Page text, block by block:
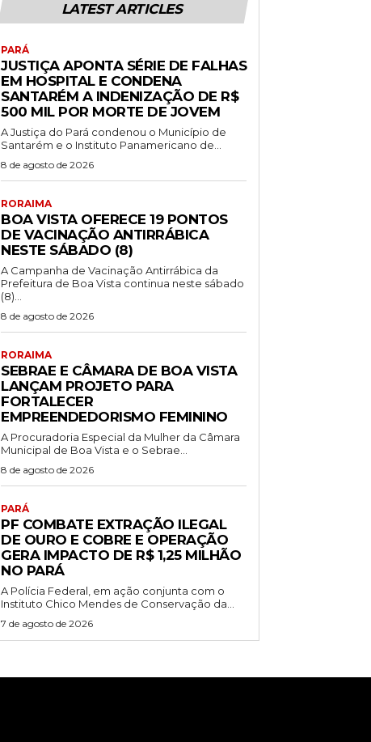
LATEST ARTICLES
PARÁ
JUSTIÇA APONTA SÉRIE DE FALHAS
EM HOSPITAL E CONDENA
SANTARÉM A INDENIZAÇÃO DE R$
500 MIL POR MORTE DE JOVEM
A Justiça do Pará condenou o Município de
Santarém e o Instituto Panamericano de...
8 de agosto de 2026
RORAIMA
BOA VISTA OFERECE 19 PONTOS
DE VACINAÇÃO ANTIRRÁBICA
NESTE SÁBADO (8)
A Campanha de Vacinação Antirrábica da
Prefeitura de Boa Vista continua neste sábado
(8)...
8 de agosto de 2026
RORAIMA
SEBRAE E CÂMARA DE BOA VISTA
LANÇAM PROJETO PARA
FORTALECER
EMPREENDEDORISMO FEMININO
A Procuradoria Especial da Mulher da Câmara
Municipal de Boa Vista e o Sebrae...
8 de agosto de 2026
PARÁ
PF COMBATE EXTRAÇÃO ILEGAL
DE OURO E COBRE E OPERAÇÃO
GERA IMPACTO DE R$ 1,25 MILHÃO
NO PARÁ
A Polícia Federal, em ação conjunta com o
Instituto Chico Mendes de Conservação da...
7 de agosto de 2026